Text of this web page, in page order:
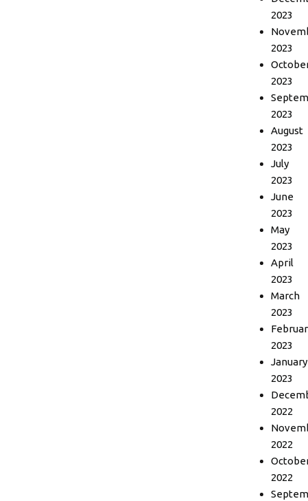
2023
2023
2023
2023
August
2023
July
2023
June
2023
May
2023
April
2023
March
2023
2023
January
2023
2022
2022
2022